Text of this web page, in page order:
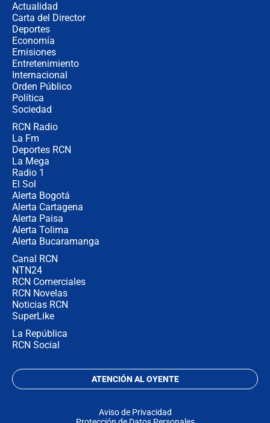
Actualidad
Carta del Director
Deportes
Economía
Emisiones
Entretenimiento
Internacional
Orden Público
Política
Sociedad
RCN Radio
La Fm
Deportes RCN
La Mega
Radio 1
El Sol
Alerta Bogotá
Alerta Cartagena
Alerta Paisa
Alerta Tolima
Alerta Bucaramanga
Canal RCN
NTN24
RCN Comerciales
RCN Novelas
Noticias RCN
SuperLike
La República
RCN Social
ATENCIÓN AL OYENTE
Aviso de Privacidad